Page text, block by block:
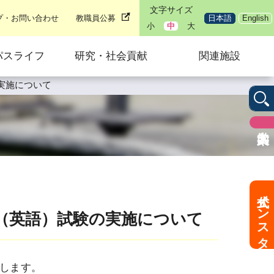
・お問い合わせ 教職員公募
文字サイズ
小
中 大
日本語 English
ライフ 研究・社会貢献 関連施設
公式インスタ
施について
英語）試験の実施について
ます。